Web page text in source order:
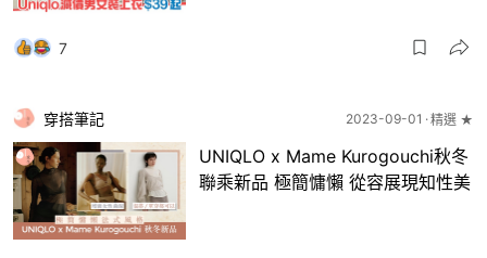
7
穿搭筆記 2023-09-01 精選 ★
UNIQLO x Mame Kurogouchi秋冬
聯乘新品 極簡慵懶 從容展現知性美